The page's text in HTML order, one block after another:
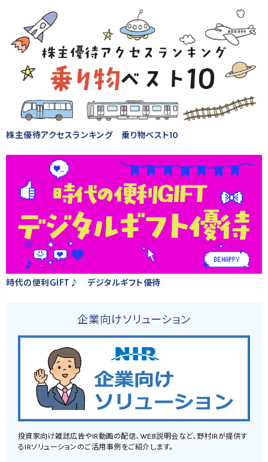
株主優待アクセスランキング 乗り物ベスト10
時代の便利GIFT♪ デジタルギフト優待
企業向けソリューション
投資家向け雑誌広告やIR動画の配信、WEB説明会など、野村IRが提供す
るIRソリューションのご活用事例をご紹介します。